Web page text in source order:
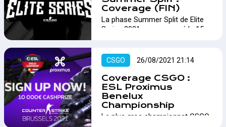
aux armes avec le KRC Genk.…
Coverage (FIN)
La phase Summer Split de Elite
Series 2021 a commencé le 15
CSGO 26/08/2021 21:14
Coverage CSGO :
ESL Proximus
Benelux
Championship
Le plus gros championnat CSGO